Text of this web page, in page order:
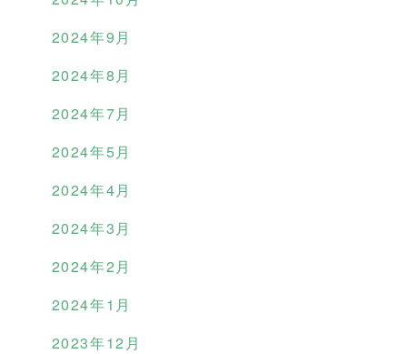
2024年9月
2024年8月
2024年7月
2024年5月
2024年4月
2024年3月
2024年2月
2024年1月
2023年12月